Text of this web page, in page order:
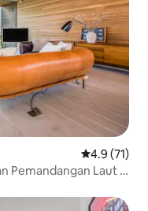
Penarafan
4.9 (71)
Pemandangan Laut |